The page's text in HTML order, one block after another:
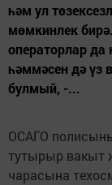
һәм ул
мөмкинлек
операторлар
һәммәсен дә үз
булмый, -...
ОСАГО
тутырыр вакыт
чарасына